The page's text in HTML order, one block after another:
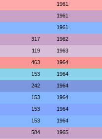
1961
1961
1961
317 1962
119 1963
463 1964
153 1964
242 1964
153 1964
153 1964
153 1964
584 1965